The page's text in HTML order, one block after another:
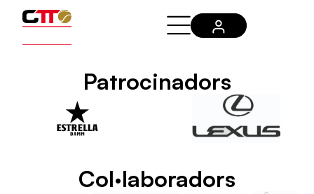
Patrocinadors
Col·laboradors